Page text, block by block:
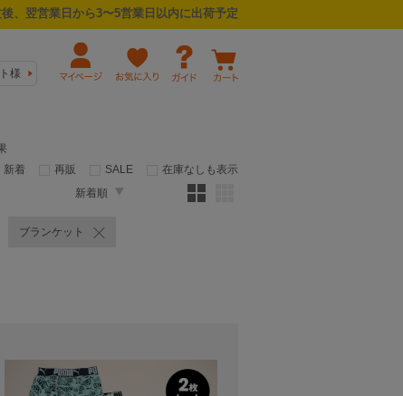
後、翌営業日から3〜5営業日以内に出荷予定
様
新着
再販 SALE
在庫なしも表示
新着順
ブランケット